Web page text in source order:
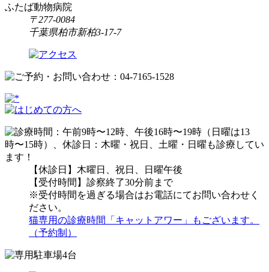
ふたば動物病院
〒277-0084
千葉県柏市新柏3-17-7
【休診日】木曜日、祝日、日曜午後
【受付時間】診察終了30分前まで
※受付時間を過ぎる場合はお電話にてお問い合わせく
ださい。
猫専用の診療時間「キャットアワー」もございます。
（予約制）